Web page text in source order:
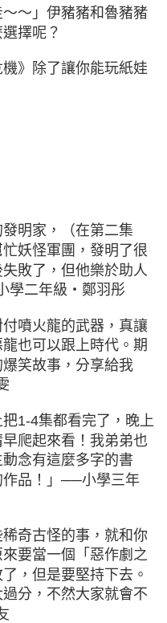
～～」伊豬豬和魯豬豬
擇呢？
》除了讓你能玩紙娃
發明家，（在第二集
妖怪軍團，發明了很
敗了，但他樂於助人
學二年級‧鄭羽彤
付噴火龍的武器，真讓
也可以跟上時代。期
笑故事，分享給我
1-4集都看完了，晚上
爬起來看！我弟弟也
念有這麼多字的書
作品！」──小學三年
稀奇古怪的事，就和你
要當一個「惡作劇之
，但是要堅持下去。
分，不然大家就會不